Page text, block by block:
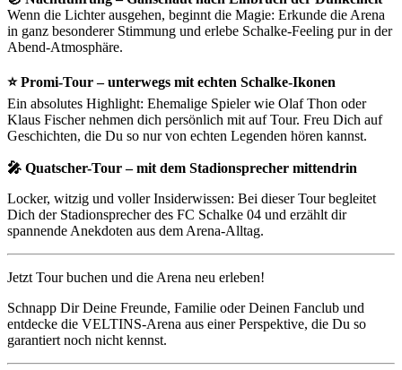
Wenn die Lichter ausgehen, beginnt die Magie: Erkunde die Arena
in ganz besonderer Stimmung und erlebe Schalke-Feeling pur in der
Abend-Atmosphäre.
⭐ Promi-Tour – unterwegs mit echten Schalke-Ikonen
Ein absolutes Highlight: Ehemalige Spieler wie Olaf Thon oder
Klaus Fischer nehmen dich persönlich mit auf Tour. Freu Dich auf
Geschichten, die Du so nur von echten Legenden hören kannst.
🎤 Quatscher-Tour – mit dem Stadionsprecher mittendrin
Locker, witzig und voller Insiderwissen: Bei dieser Tour begleitet
Dich der Stadionsprecher des FC Schalke 04 und erzählt dir
spannende Anekdoten aus dem Arena-Alltag.
Jetzt Tour buchen und die Arena neu erleben!
Schnapp Dir Deine Freunde, Familie oder Deinen Fanclub und
entdecke die VELTINS-Arena aus einer Perspektive, die Du so
garantiert noch nicht kennst.